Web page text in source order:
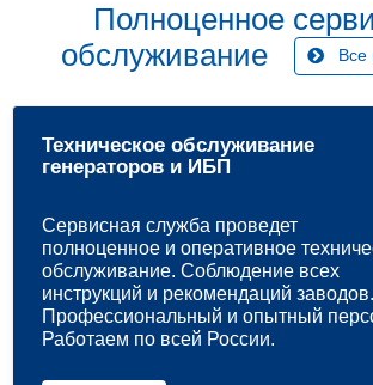
Полноценное
обслуживание
Все
Техническое обслуживание
генераторов и ИБП
Сервисная служба проведет
полноценное и оперативное
обслуживание. Соблюдение всех
инструкций и рекомендаций заводов.
Профессиональный и опытный
Работаем по всей России.